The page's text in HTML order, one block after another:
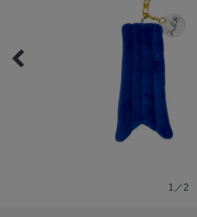
1／2